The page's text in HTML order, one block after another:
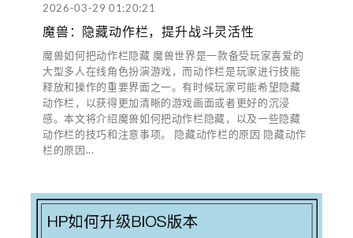
2026-03-29 01:20:21
魔兽：隐藏动作栏，提升战斗灵活性
魔兽如何把动作栏隐藏 魔兽世界是一款备受玩家喜爱的
大型多人在线角色扮演游戏，而动作栏是玩家进行技能
释放和操作的重要界面之一。有时候玩家可能希望隐藏
动作栏，以获得更加清晰的游戏画面或者更好的沉浸
感。本文将介绍魔兽如何把动作栏隐藏，以及一些隐藏
动作栏的技巧和注意事项。 隐藏动作栏的原因 隐藏动作
栏的原因...